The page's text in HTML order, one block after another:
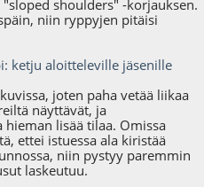
shoulders" -korjauksen.
niin ryppyjen pitäisi
ketju aloitteleville jäsenille
joten paha vetää liikaa
näyttävät, ja
lisää tilaa. Omissa
ettei istuessa ala kiristää
niin pystyy paremmin
laskeutuu.